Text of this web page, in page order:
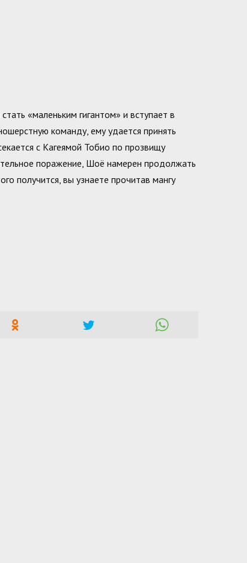
«маленьким гигантом» и вступает в
команду, ему удается принять
с Кагеямой Тобио по прозвищу
поражение, Шоё намерен продолжать
получится, вы узнаете прочитав мангу